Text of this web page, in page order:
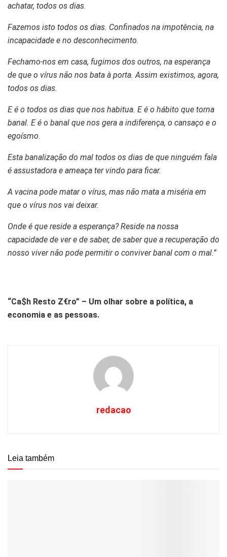
achatar, todos os dias.
Fazemos isto todos os dias. Confinados na impotência, na
incapacidade e no desconhecimento.
Fechamo-nos em casa, fugimos dos outros, na esperança
de que o vírus não nos bata à porta. Assim existimos, agora,
todos os dias.
E é o todos os dias que nos habitua. E é o hábito que torna
banal. E é o banal que nos gera a indiferença, o cansaço e o
egoísmo.
Esta banalização do mal todos os dias de que ninguém fala
é assustadora e ameaça ter vindo para ficar.
A vacina pode matar o vírus, mas não mata a miséria em
que o vírus nos vai deixar.
Onde é que reside a esperança? Reside na nossa
capacidade de ver e de saber, de saber que a recuperação do
nosso viver não pode permitir o conviver banal com o mal.”
“Ca$h Resto Z€ro” – Um olhar sobre a política, a
economia e as pessoas.
redacao
Leia também